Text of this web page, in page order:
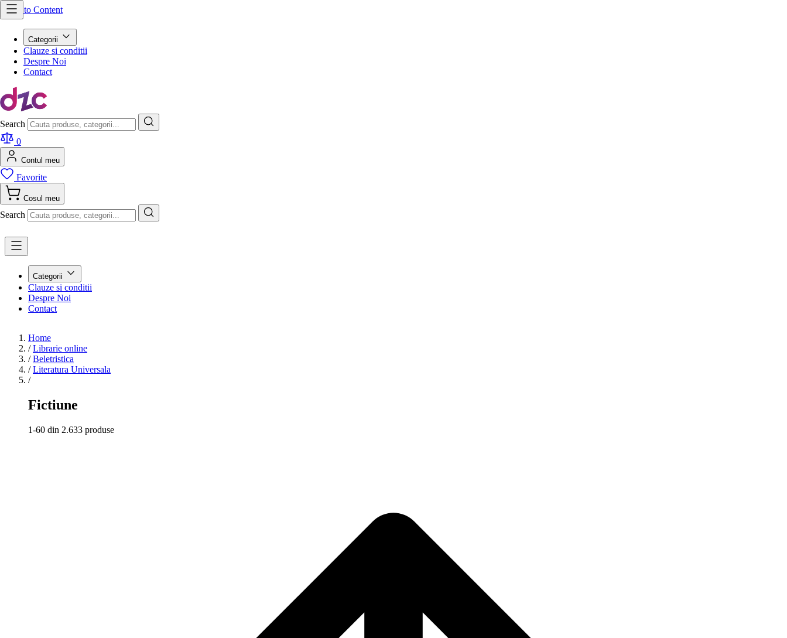
Skip to Content
Categorii
Clauze si conditii
Despre Noi
Contact
Search
0
Contul meu
Favorite
Cosul meu
Search
Categorii
Clauze si conditii
Despre Noi
Contact
Home
/ Librarie online
/ Beletristica
/ Literatura Universala
/
Fictiune
1-60 din 2.633 produse